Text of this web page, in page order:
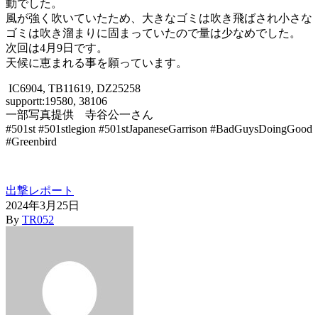
動でした。
風が強く吹いていたため、大きなゴミは吹き飛ばされ小さな
ゴミは吹き溜まりに固まっていたので量は少なめでした。
次回は4月9日です。
天候に恵まれる事を願っています。
IC6904, TB11619, DZ25258
supportt:19580, 38106
一部写真提供 寺谷公一さん
#501st #501stlegion #501stJapaneseGarrison #BadGuysDoingGood
#Greenbird
出撃レポート
2024年3月25日
By TR052